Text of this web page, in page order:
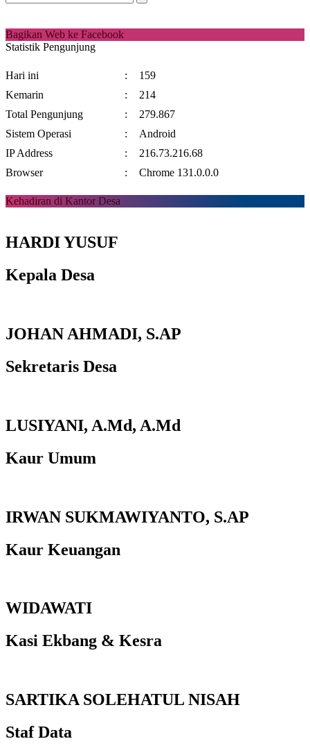
Bagikan Web ke Facebook
Statistik Pengunjung
Hari ini :
159
Kemarin
:
214
Total Pengunjung
:
279.867
Sistem Operasi
:
Android
IP Address
:
216.73.216.68
Browser
: Chrome 131.0.0.0
Kehadiran di Kantor Desa
HARDI YUSUF
Kepala Desa
JOHAN AHMADI, S.AP
Sekretaris Desa
LUSIYANI, A.Md, A.Md
Kaur Umum
IRWAN SUKMAWIYANTO, S.AP
Kaur Keuangan
WIDAWATI
Kasi Ekbang & Kesra
SARTIKA SOLEHATUL NISAH
Staf Data